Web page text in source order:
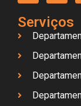
Serviços